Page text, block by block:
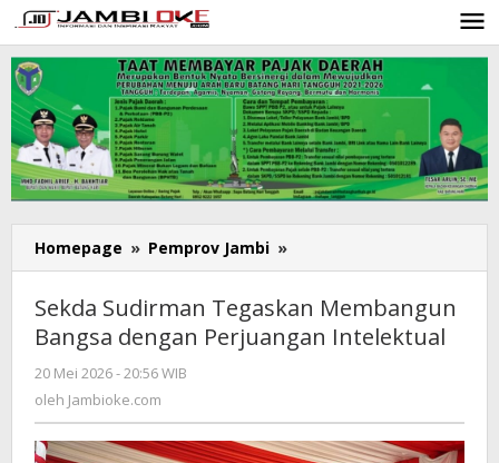
Lewati
ke
konten
Homepage » Pemprov Jambi »
Sudirman
Membangun
Bangsa
Sekda Sudirman Tegaskan Membangun
Bangsa dengan Perjuangan Intelektual
20 Mei 2026 - 20:56 WIB
oleh Jambioke.com